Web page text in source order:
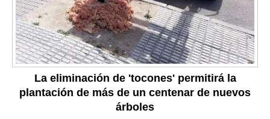
La eliminación de 'tocones' permitirá la
plantación de más de un centenar de nuevos
árboles